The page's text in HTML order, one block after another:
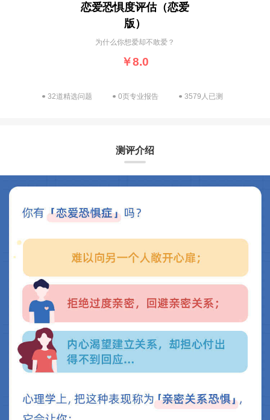
恋爱恐惧度评估（恋爱
版）
为什么你想爱却不敢爱？
￥8.0
32道精选问题 0页专业报告 3579人已测
测评介绍